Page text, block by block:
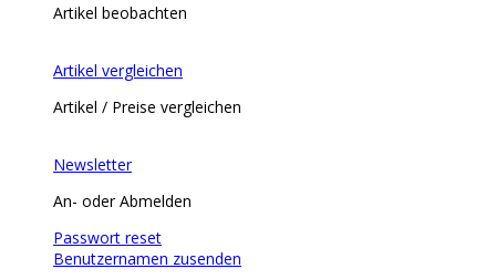
Artikel beobachten
Artikel vergleichen
Artikel / Preise vergleichen
Newsletter
An- oder Abmelden
Passwort reset
Benutzernamen zusenden